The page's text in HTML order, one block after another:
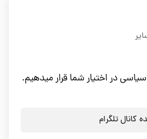
در اختیار شما قرار میدهیم.
کانال تلگرام